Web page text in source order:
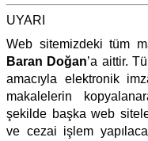
UYARI
Web sitemizdeki tüm
Baran Doğan’a aittir.
amacıyla elektronik
makalelerin
şekilde başka web
ve cezai işlem